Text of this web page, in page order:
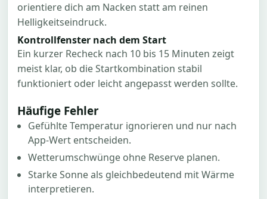
orientiere dich am Nacken statt am reinen
Helligkeitseindruck.
Kontrollfenster nach dem Start
Ein kurzer Recheck nach 10 bis 15 Minuten zeigt
meist klar, ob die Startkombination stabil
funktioniert oder leicht angepasst werden sollte.
Häufige Fehler
Gefühlte Temperatur ignorieren und nur nach
App-Wert entscheiden.
Wetterumschwünge ohne Reserve planen.
Starke Sonne als gleichbedeutend mit Wärme
interpretieren.